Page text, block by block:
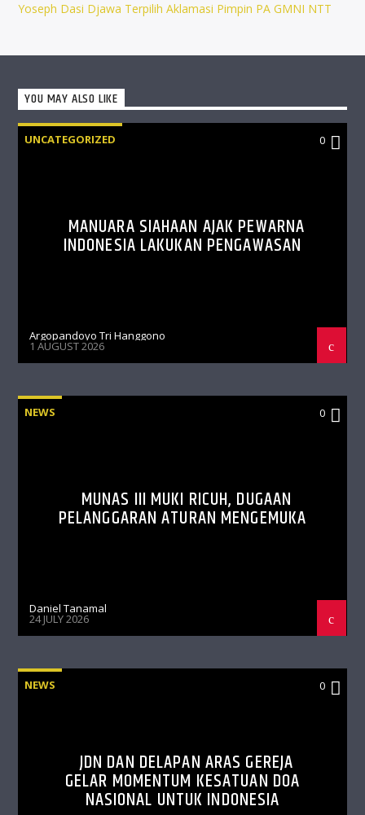
Yoseph Dasi Djawa Terpilih Aklamasi Pimpin PA GMNI NTT
YOU MAY ALSO LIKE
UNCATEGORIZED 0
MANUARA SIAHAAN AJAK PEWARNA
INDONESIA LAKUKAN PENGAWASAN
Argopandoyo Tri Hanggono
1 AUGUST 2026
NEWS 0
MUNAS III MUKI RICUH, DUGAAN
PELANGGARAN ATURAN MENGEMUKA
Daniel Tanamal
24 JULY 2026
NEWS 0
JDN DAN DELAPAN ARAS GEREJA
GELAR MOMENTUM KESATUAN DOA
NASIONAL UNTUK INDONESIA